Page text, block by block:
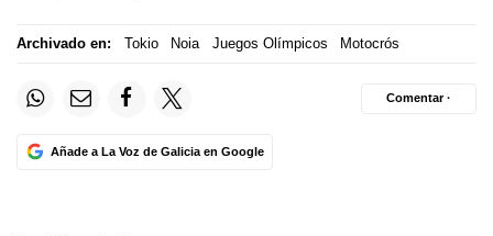
Archivado en: Tokio Noia Juegos Olímpicos Motocrós
Añade a La Voz de Galicia en Google
Comentar ·